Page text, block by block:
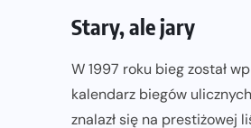
Stary, ale jary
W 1997 roku bieg został
kalendarz biegów ulicznych
znalazł się na prestiżowej